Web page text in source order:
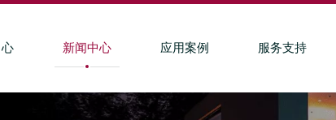
新闻中心 应用案例 服务支持